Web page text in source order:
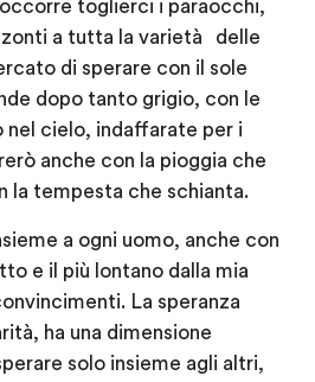
toglierci i paraocchi,
a tutta la varietà delle
di sperare con il sole
dopo tanto grigio, con le
nel cielo, indaffarate per i
anche con la pioggia che
la tempesta che schianta.
a ogni uomo, anche con
e il più lontano dalla mia
La speranza
ha una dimensione
solo insieme agli altri,